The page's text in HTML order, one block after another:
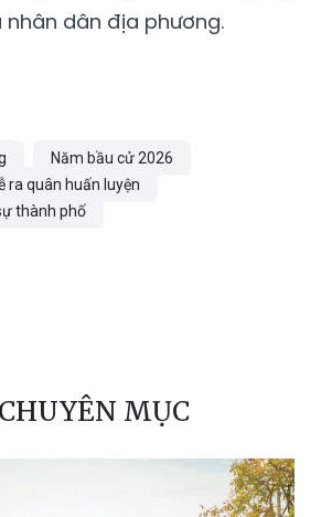
nhân dân địa phương.
Năm bầu cử 2026
ra quân huấn luyện
thành phố
MỤC